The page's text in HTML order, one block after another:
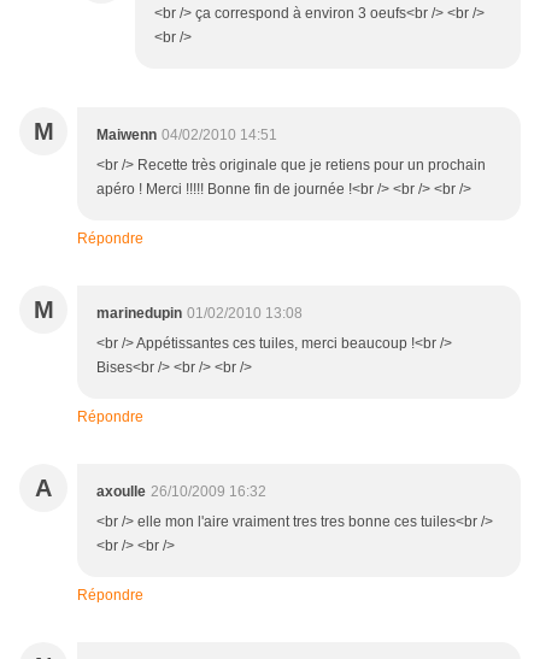
<br /> ça correspond à environ 3 oeufs<br /> <br />
<br />
M Maiwenn 04/02/2010 14:51
<br /> Recette très originale que je retiens pour un prochain
apéro ! Merci !!!!! Bonne fin de journée !<br /> <br /> <br />
Répondre
M marinedupin 01/02/2010 13:08
<br /> Appétissantes ces tuiles, merci beaucoup !<br />
Bises<br /> <br /> <br />
Répondre
A axoulle 26/10/2009 16:32
<br /> elle mon l'aire vraiment tres tres bonne ces tuiles<br />
<br /> <br />
Répondre